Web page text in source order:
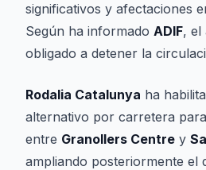
significativos y afectaciones
Según ha informado ADIF, el
obligado a detener la
Rodalia Catalunya ha
alternativo por carretera
entre Granollers Centre y
ampliando posteriormente el